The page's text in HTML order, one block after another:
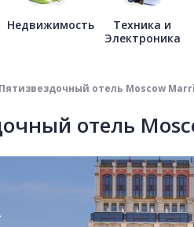
Недвижимость
Техника и
Электроника
Пятизвездочный отель Moscow
отель